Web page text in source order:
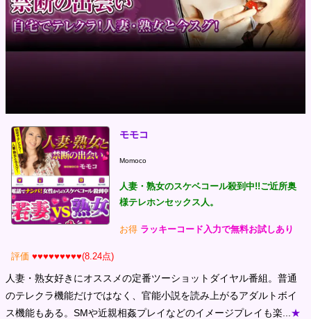
モモコ
Momoco
人妻・熟女のスケベコール殺到中!!ご近所奥
様テレホンセックス人。
お得 ラッキーコード入力で無料お試しあり
評価 ♥♥♥♥♥♥♥♥♥(8.24点)
人妻・熟女好きにオススメの定番ツーショットダイヤル番組。普通
のテレクラ機能だけではなく、官能小説を読み上がるアダルトボイ
ス機能もある。SMや近親相姦プレイなどのイメージプレイも楽... ★